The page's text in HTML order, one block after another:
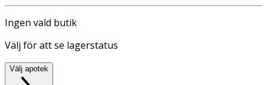
Ingen vald butik
Välj för att se lagerstatus
Välj apotek